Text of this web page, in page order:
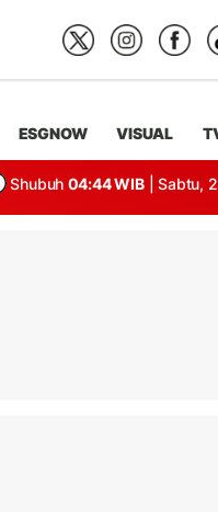
ESGNOW VISUAL
Shubuh 04:44 WIB | Sabtu,